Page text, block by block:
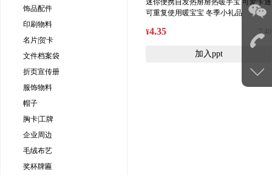
饰品配件
印刷物料
名片|贺卡
文件档案袋
折页宣传册
服饰物料
帽子
胸卡|工牌
企业周边
毛绒布艺
奖杯牌匾
迷你便携自发热掰掰热暖手宝 可爱卡通
可重复使用暖宝宝 冬季小礼品
¥4.35 7.40
加入ppt